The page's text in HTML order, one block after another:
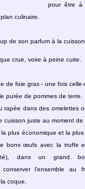
pour être à
culinaire.
de son parfum à la
crue, voire à peine cuite.
de foie gras - une fois celle-
purée de pommes de terre.
rapée dans des
cuisson juste au moment de
plus économique et la plus
bons œufs avec la truffe
dans un grand
conserver l'ensemble
coque.